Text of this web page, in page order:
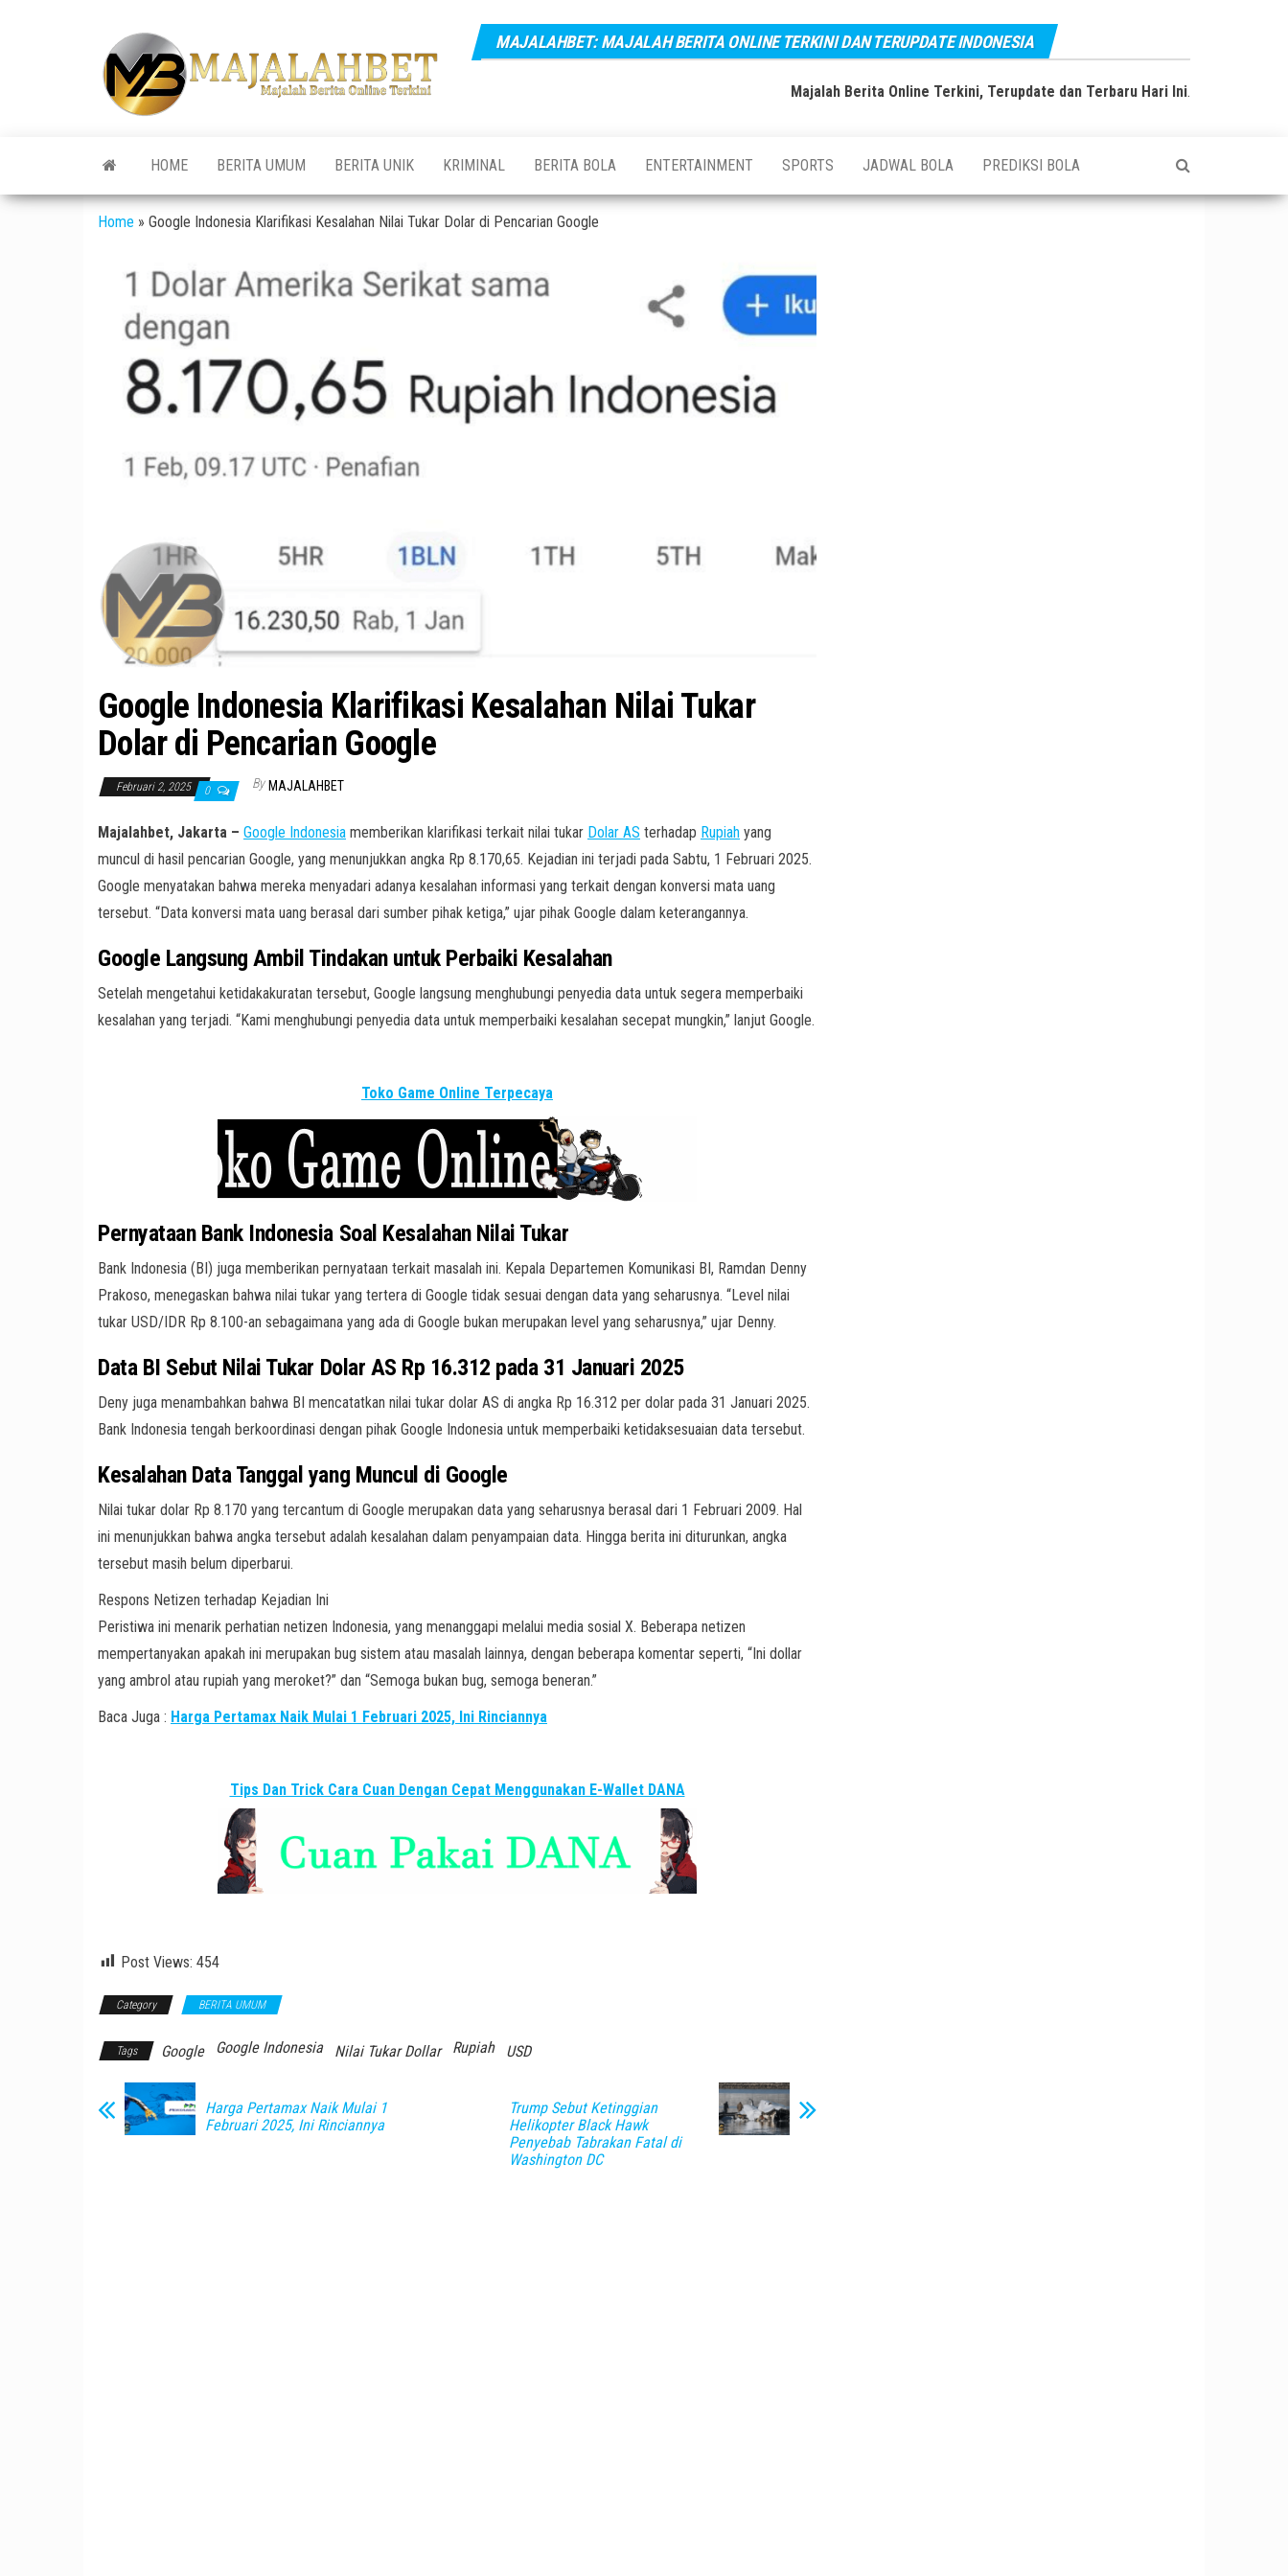
Majalahbet:
Terkini dan
Terupdate
Indonesia
Majalah
Hari Ini
MAJALAHBET: MAJALAH BERITA ONLINE TERKINI DAN TERUPDATE INDONESIA
Majalah Berita Online Terkini, Terupdate dan Terbaru Hari Ini.
HOME BERITA UMUM BERITA UNIK KRIMINAL BERITA BOLA ENTERTAINMENT SPORTS JADWAL BOLA PREDIKSI BOLA
Home » Google Indonesia Klarifikasi Kesalahan Nilai Tukar Dolar di Pencarian Google
Google Indonesia Klarifikasi Kesalahan Nilai Tukar
Dolar di Pencarian Google
Februari 2, 2025 0 By MAJALAHBET
Majalahbet, Jakarta – Google Indonesia memberikan klarifikasi terkait nilai tukar Dolar AS terhadap Rupiah yang
muncul di hasil pencarian Google, yang menunjukkan angka Rp 8.170,65. Kejadian ini terjadi pada Sabtu, 1 Februari 2025.
Google menyatakan bahwa mereka menyadari adanya kesalahan informasi yang terkait dengan konversi mata uang
tersebut. “Data konversi mata uang berasal dari sumber pihak ketiga,” ujar pihak Google dalam keterangannya.
Google Langsung Ambil Tindakan untuk Perbaiki Kesalahan
Setelah mengetahui ketidakakuratan tersebut, Google langsung menghubungi penyedia data untuk segera memperbaiki
kesalahan yang terjadi. “Kami menghubungi penyedia data untuk memperbaiki kesalahan secepat mungkin,” lanjut Google.
Toko Game Online Terpecaya
Pernyataan Bank Indonesia Soal Kesalahan Nilai Tukar
Bank Indonesia (BI) juga memberikan pernyataan terkait masalah ini. Kepala Departemen Komunikasi BI, Ramdan Denny
Prakoso, menegaskan bahwa nilai tukar yang tertera di Google tidak sesuai dengan data yang seharusnya. “Level nilai
tukar USD/IDR Rp 8.100-an sebagaimana yang ada di Google bukan merupakan level yang seharusnya,” ujar Denny.
Data BI Sebut Nilai Tukar Dolar AS Rp 16.312 pada 31 Januari 2025
Deny juga menambahkan bahwa BI mencatatkan nilai tukar dolar AS di angka Rp 16.312 per dolar pada 31 Januari 2025.
Bank Indonesia tengah berkoordinasi dengan pihak Google Indonesia untuk memperbaiki ketidaksesuaian data tersebut.
Kesalahan Data Tanggal yang Muncul di Google
Nilai tukar dolar Rp 8.170 yang tercantum di Google merupakan data yang seharusnya berasal dari 1 Februari 2009. Hal
ini menunjukkan bahwa angka tersebut adalah kesalahan dalam penyampaian data. Hingga berita ini diturunkan, angka
tersebut masih belum diperbarui.
Respons Netizen terhadap Kejadian Ini
Peristiwa ini menarik perhatian netizen Indonesia, yang menanggapi melalui media sosial X. Beberapa netizen
mempertanyakan apakah ini merupakan bug sistem atau masalah lainnya, dengan beberapa komentar seperti, “Ini dollar
yang ambrol atau rupiah yang meroket?” dan “Semoga bukan bug, semoga beneran.”
Baca Juga : Harga Pertamax Naik Mulai 1 Februari 2025, Ini Rinciannya
Tips Dan Trick Cara Cuan Dengan Cepat Menggunakan E-Wallet DANA
Post Views: 454
Category BERITA UMUM
Tags Google Google Indonesia Nilai Tukar Dollar Rupiah USD
Harga Pertamax Naik Mulai 1
Februari 2025, Ini Rinciannya
Trump Sebut Ketinggian
Helikopter Black Hawk
Penyebab Tabrakan Fatal di
Washington DC